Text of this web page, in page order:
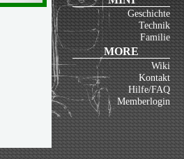
Geschichte
Technik
Familie
MORE
Wiki
Kontakt
Hilfe/FAQ
Memberlogin